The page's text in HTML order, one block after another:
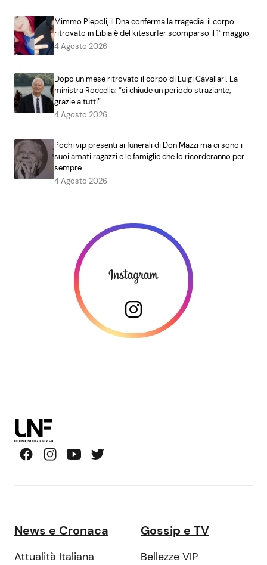
Mimmo Piepoli, il Dna conferma la tragedia: il corpo
ritrovato in Libia è del kitesurfer scomparso il 1° maggio
4 Agosto 2026
Dopo un mese ritrovato il corpo di Luigi Cavallari. La
ministra Roccella: “si chiude un periodo straziante,
grazie a tutti”
4 Agosto 2026
Pochi vip presenti ai funerali di Don Mazzi ma ci sono i
suoi amati ragazzi e le famiglie che lo ricorderanno per
sempre
4 Agosto 2026
News e Cronaca
Attualità Italiana
Gossip e TV
Bellezze VIP